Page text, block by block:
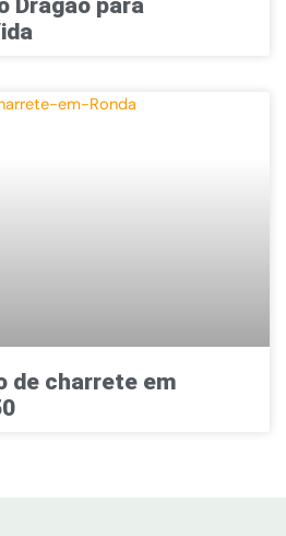
de charrete em